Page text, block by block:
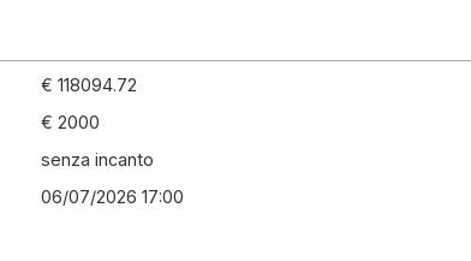
€ 118094.72
€ 2000
senza incanto
06/07/2026 17:00